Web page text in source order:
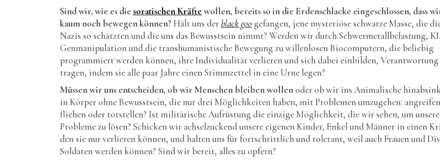
Sind wir, wie es die soratischen Kräfte wollen, bereits so in die Erdenschlacke eingeschlossen, dass
kaum noch bewegen können? Hält uns der black goo gefangen, jene mysteriöse schwarze Masse, die
Nazis so schätzten und die uns das Bewusstsein nimmt? Werden wir durch Schwermetallbelastung,
Genmanipulation und die transhumanistische Bewegung zu willenlosen Biocomputern, die beliebig
programmiert werden können, ihre Individualität verlieren und sich dabei einbilden, Verantwortung
tragen, indem sie alle paar Jahre einen Stimmzettel in eine Urne legen?
Müssen wir uns entscheiden, ob wir Menschen bleiben wollen oder ob wir ins Animalische
in Körper ohne Bewusstsein, die nur drei Möglichkeiten haben, mit Problemen umzugehen:
fliehen oder totstellen? Ist militärische Aufrüstung die einzige Möglichkeit, die wir sehen, um unsere
Probleme zu lösen? Schicken wir achselzuckend unsere eigenen Kinder, Enkel und Männer in einen
den sie nur verlieren können, und halten uns für fortschrittlich und tolerant, weil auch Frauen und
Soldaten werden können? Sind wir bereit, alles zu opfern?